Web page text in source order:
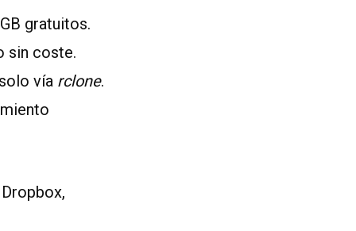
gratuitos.
sin coste.
vía rclone.